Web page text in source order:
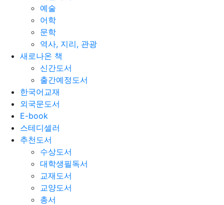
예술
어학
문학
역사, 지리, 관광
새로나온 책
신간도서
출간예정도서
한국어교재
외국문도서
E-book
스테디셀러
추천도서
수상도서
대학생필독서
교재도서
교양도서
총서